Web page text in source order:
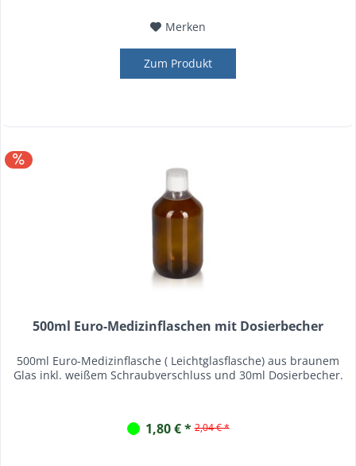
Merken
Zum Produkt
500ml Euro-Medizinflaschen mit Dosierbecher
500ml Euro-Medizinflasche ( Leichtglasflasche) aus braunem
Glas inkl. weißem Schraubverschluss und 30ml Dosierbecher.
1,80 € * 2,04 € *